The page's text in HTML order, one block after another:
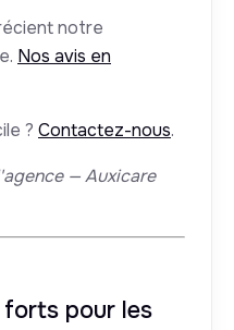
notre
Nos avis en
? Contactez-nous.
— Auxicare
pour les